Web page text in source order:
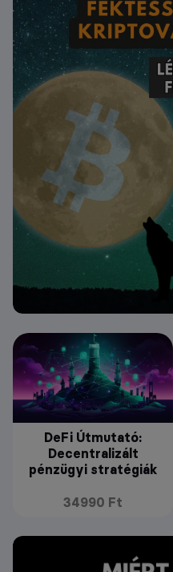
DeFi Útmutató:
Decentralizált
pénzügyi stratégiák
34990 Ft